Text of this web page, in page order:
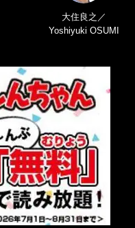
大住良之／
Yoshiyuki OSUMI